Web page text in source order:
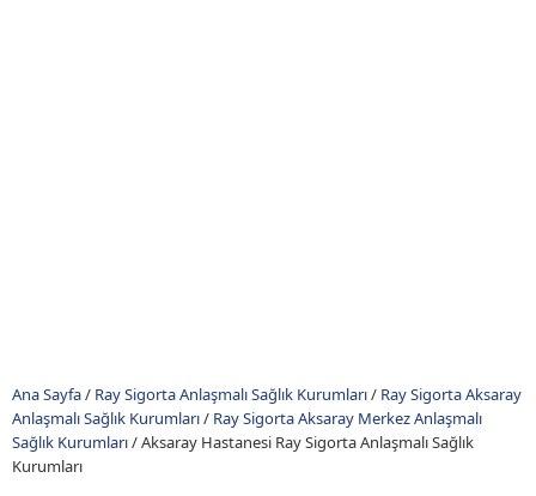
Ana Sayfa/ Ray Sigorta Anlaşmalı Sağlık Kurumları/ Ray Sigorta Aksaray
Anlaşmalı Sağlık Kurumları/ Ray Sigorta Aksaray Merkez Anlaşmalı
Sağlık Kurumları/Aksaray Hastanesi Ray Sigorta Anlaşmalı Sağlık
Kurumları